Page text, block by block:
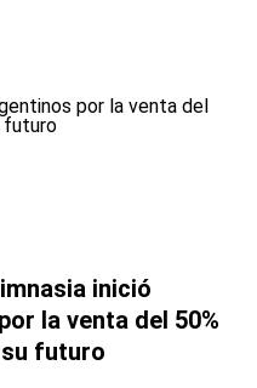
inició
la venta del 50%
futuro